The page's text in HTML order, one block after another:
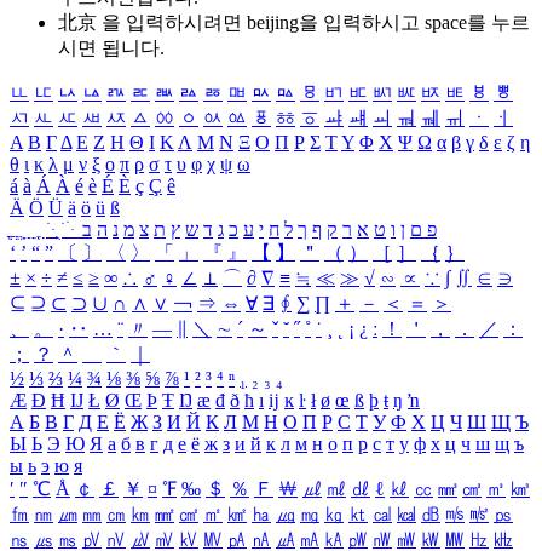
北京 을 입력하시려면 beijing을 입력하시고 space를 누르
시면 됩니다.
ㅥ ㅦ ㅧ ㅨ ㅩ ㅪ ㅫ ㅬ ㅭ ㅮ ㅯ ㅰ ㅱ ㅲ ㅳ ㅴ ㅵ ㅶ ㅷ ㅸ
ㅹ
ㅺ ㅻ ㅼ ㅽ ㅾ ㅿ ㆀ ㆁ ㆂ ㆃ ㆄ ㆅ ㆆ ㆇ ㆈ ㆉ ㆊ ㆋ ㆌ ㆍ
ㆎ
Α Β ΓΔ Ε Ζ Η Θ Ι ΚΛ Μ Ν Ξ Ο Π Ρ Σ ΤΥ Φ Χ Ψ Ω α β γ δ ε ζ η
θ ι κ λ μ ν ξ ο π ρ σ τ υ φ χ ψ ω
á à Á À é è É È ç Ç ê
Ä Ö Ü ä ö ü ß
ִֶֹ ֻּ ׁׂ פ ם ן ו ט א ר ק ף ך ל ח י ע כ ג ד ש ץ ת צ מ נ ה ב
‘ ’ “ ” 〔 〕 〈 〉 「 」 『 』 【 】 ＂ （ ） ［ ］ ｛ ｝
± × ÷ ≠ ≤ ≥ ∞ ∴ ♂ ♀ ∠ ⊥ ⌒ ∂ ∇ ≡ ≒ ≪ ≫ √ ∽ ∝ ∵ ∫ ∬ ∈ ∋
⊆ ⊇ ⊂ ⊃ ∪ ∩ ∧ ∨ ￢ ⇒ ⇔ ∀ ∃ ∮ ∑ ∏ ＋ － ＜ ＝
＞
、
。 · ‥ … ¨ 〃 ― ＼ ∼ ´ ～ ˇ ˘ ˝ ˚ ˙ ¸ ¡ ¿ ː ！ ＇ ， ． ／
：
；
？ ＾ ｀
½ ⅓ ⅔ ¼ ¾ ⅛ ⅜ ⅝ ⅞ ¹ ² ³ ⁴ ⁿ ₁ ₂ ₃ ₄
Æ Ð Ħ Ĳ Ł Ø Œ Þ Ŧ Ŋ æ đ ð ħ ı ĳ ĸ ŀ ł ø œ ß þ ŧ ŋ ŉ
А Б В Г Д Е Ё Ж З И Й К Л М Н О П Р С Т У Ф Х Ц Ч Ш Щ Ъ
Ы Ь Э Ю Я а б в г д е ё ж з и й к л м н о п р с т у ф х ц ч ш щ ъ
ы ь э ю я
′ ″ ℃ Å ￠ ￡ ￥ ¤ ℉ ‰ ＄ ％ Ｆ ￦ ㎕ ㎖ ㎗ ℓ ㎘ ㏄ ㎣ ㎤ ㎥ ㎦
㎙ ㎚ ㎛ ㎜ ㎝ ㎞ ㎟ ㎠ ㎡ ㎢ ㏊ ㎍ ㎎ ㎏ ㏏ ㎈ ㎉ ㏈ ㎧ ㎨ ㎰
㎱ ㎲ ㎳ ㎴ ㎵ ㎶ ㎷ ㎸ ㎹ ㎀ ㎁ ㎂ ㎃ ㎄ ㎺ ㎻ ㎽ ㎾ ㎿ ㎐ ㎑